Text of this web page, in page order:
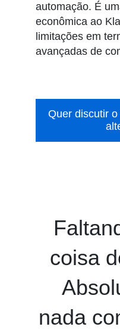
automação. É
econômica ao
limitações em
avançadas de
Quer discutir
coisa
nada